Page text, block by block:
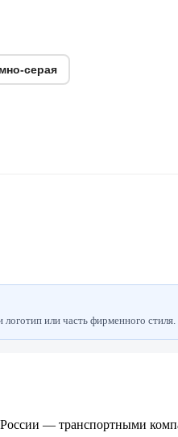
серая
или часть фирменного
России — транспортными